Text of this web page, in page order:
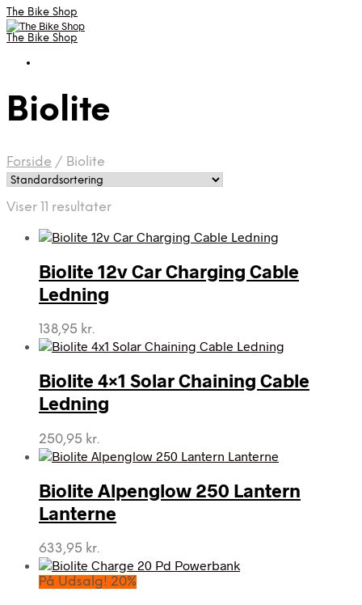
The Bike Shop
The Bike Shop
Biolite
Forside / Biolite
Viser 11 resultater
Biolite 12v Car Charging Cable
Ledning
138,95 kr.
Biolite 4×1 Solar Chaining Cable
Ledning
250,95 kr.
Biolite Alpenglow 250 Lantern
Lanterne
633,95 kr.
På Udsalg! 20%